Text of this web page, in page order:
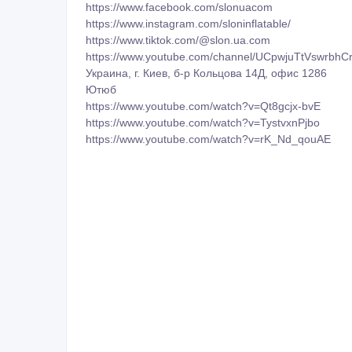
https://www.facebook.com/slonuacom
https://www.instagram.com/sloninflatable/
https://www.tiktok.com/@slon.ua.com
https://www.youtube.com/channel/
Украина, г. Киев, б-р Кольцова 14Д, офис 1286
Ютюб
https://www.youtube.com/watch?v=Qt8gcjx-bvE
https://www.youtube.com/watch?v=TystvxnPjbo
https://www.youtube.com/watch?v=rK_Nd_qouAE